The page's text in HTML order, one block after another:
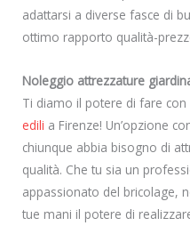
adattarsi a diverse fasce di
ottimo rapporto qualità-
Noleggio attrezzature
Ti diamo il potere di fare
edili a Firenze! Un’opzione
chiunque abbia bisogno di
qualità. Che tu sia un
appassionato del bricolage,
tue mani il potere di